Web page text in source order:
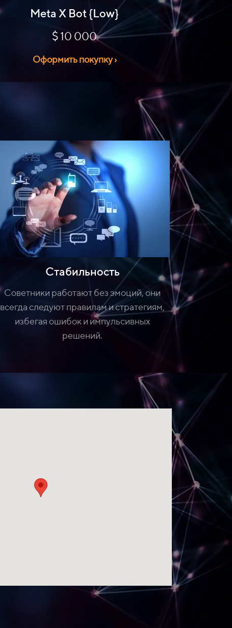
Meta X Bot {Low}
$ 10 000
Оформить покупку ›
Стабильность
Советники работают без эмоций, они
всегда следуют правилам и стратегиям,
избегая ошибок и импульсивных
решений.